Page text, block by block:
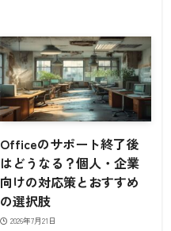
Officeのサポート終了後
はどうなる？個人・企業
向けの対応策とおすすめ
の選択肢
2026年7月21日